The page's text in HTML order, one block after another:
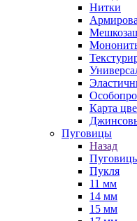
Нитки
Карта
Пуговицы
Назад
Пукля
11 мм
14 мм
15 мм